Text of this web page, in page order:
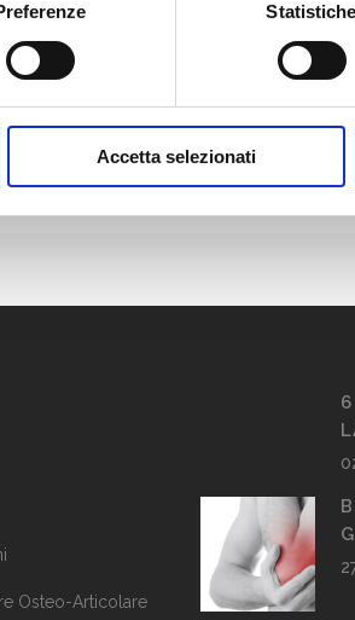
Statistiche
Accetta selezionati
ARTROSI
Osteo-Articolare